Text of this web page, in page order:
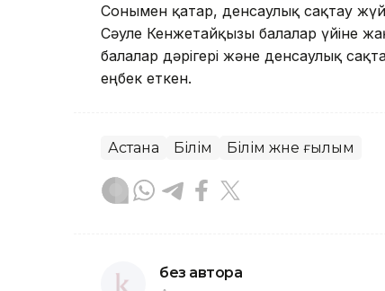
Сонымен қатар, денсаулық сақтау
Сәуле Кенжетайқызы балалар үйіне
балалар дәрігері және денсаулық
еңбек еткен.
Астана Білім Білім және ғылым
без автора